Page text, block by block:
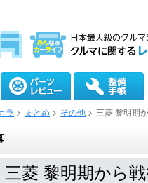
ラ まとめ その他 三菱 黎明期
三菱 黎明期から